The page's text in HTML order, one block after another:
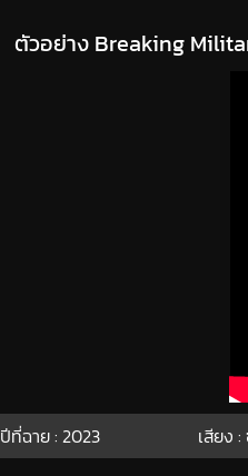
ตัวอย่าง Breaking
ปีที่ฉาย : 2023 เสียง